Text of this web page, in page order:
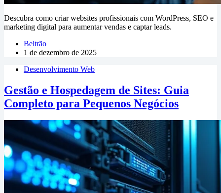
Descubra como criar websites profissionais com WordPress, SEO e
marketing digital para aumentar vendas e captar leads.
Beltrão
1 de dezembro de 2025
Desenvolvimento Web
Gestão e Hospedagem de Sites: Guia
Completo para Pequenos Negócios